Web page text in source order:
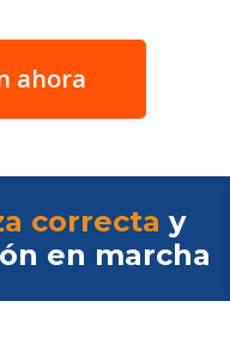
ahora
correcta y
en marcha